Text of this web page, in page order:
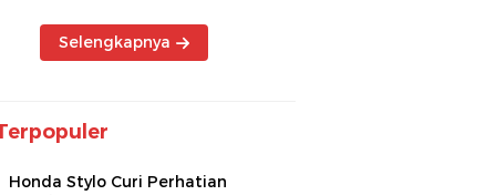
Selengkapnya
Honda Stylo Curi Perhatian